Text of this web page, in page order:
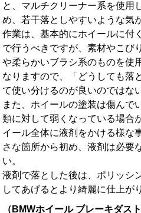
と、マルチクリーナー系を使用
め、若干落としやすいような気
作業は、基本的にホイールに付
で行うべきですが、素材やこび
や柔らかいブラシ系のものを使
なりますので、「どうしても落
て使い分けるのが良いのではな
また、ホイールの塗装は傷んで
類に対して弱くなっている場
イール全体に液剤をかける様な
さな箇所から初め、液剤は必要
い。
液剤で落とした後は、ポリッシ
してあげるとより綺麗に仕上が
（BMWホイール ブレーキダス